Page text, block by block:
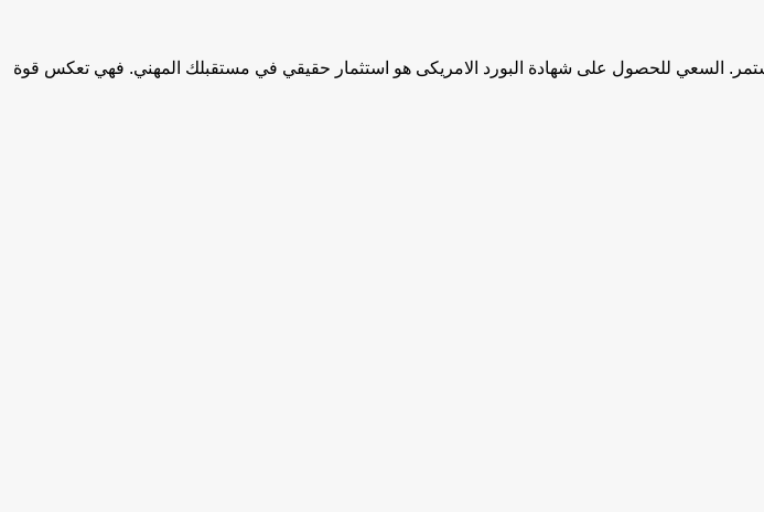
السعي للحصول على شهادة البورد الامريكى هو استثمار حقيقي في مستقبلك المهني. فهي تعكس قوة